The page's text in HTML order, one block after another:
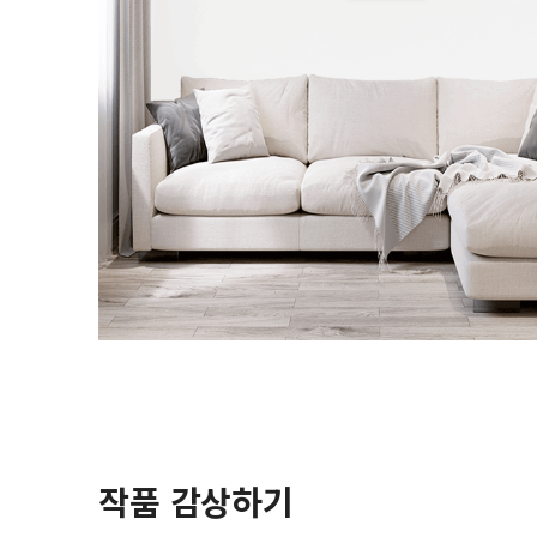
작품 감상하기